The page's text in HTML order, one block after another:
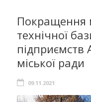
Покращення
технічної
підприємств
міської ради
09.11.2021